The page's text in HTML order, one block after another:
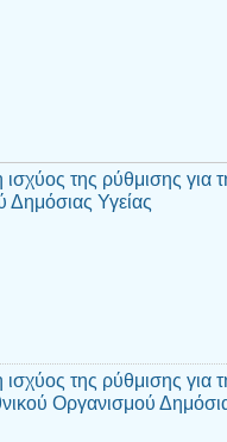
της ρύθμισης
Δημόσιας Υγείας
της ρύθμισης για
Οργανισμού